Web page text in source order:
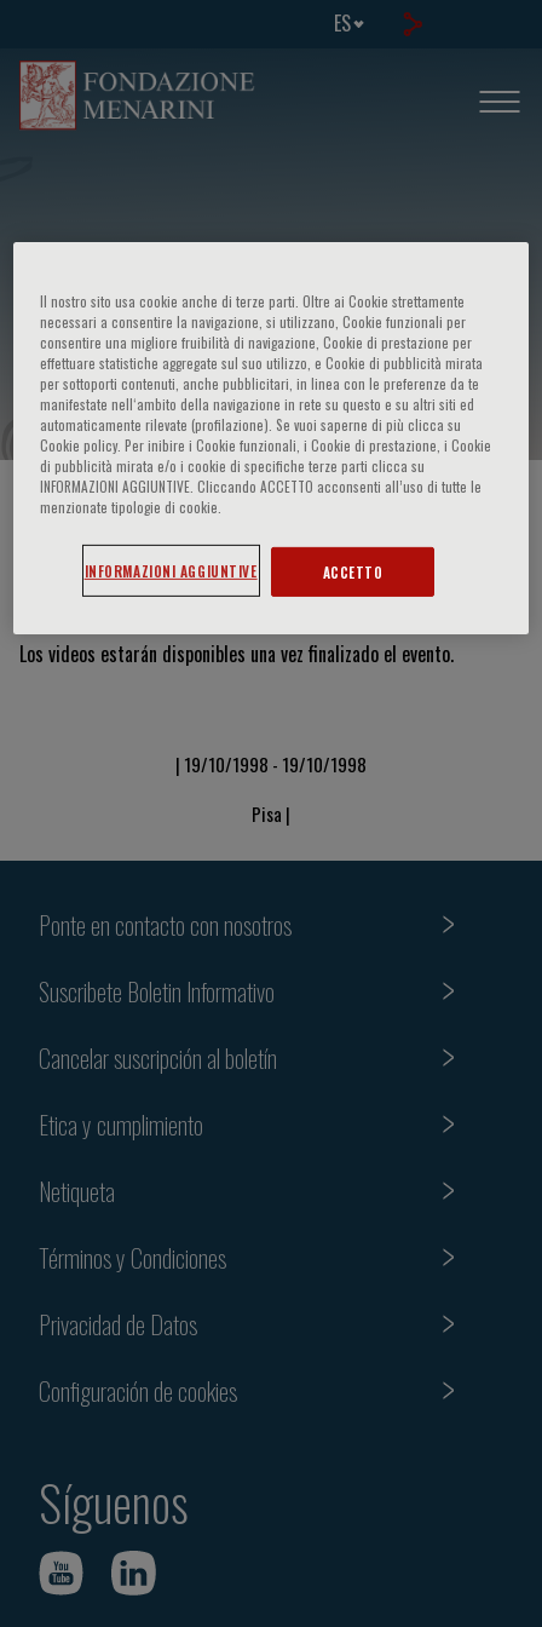
ES
Second international congress - The
vascular endothelium: basic and
clinical aspects
HOME PAGE / CURSOS Y EVENTOS
Vídeos y diapositivas
Los videos estarán disponibles una vez finalizado el evento.
| 19/10/1998 - 19/10/1998
Pisa |
Ponte en contacto con nosotros
Suscribete Boletin Informativo
Cancelar suscripción al boletín
Etica y cumplimiento
Netiqueta
Términos y Condiciones
Privacidad de Datos
Configuración de cookies
Síguenos
Il nostro sito usa cookie anche di terze parti. Oltre ai Cookie strettamente
necessari a consentire la navigazione, si utilizzano, Cookie funzionali per
consentire una migliore fruibilità di navigazione, Cookie di prestazione per
effettuare statistiche aggregate sul suo utilizzo, e Cookie di pubblicità mirata
per sottoporti contenuti, anche pubblicitari, in linea con le preferenze da te
manifestate nell‘ambito della navigazione in rete su questo e su altri siti ed
automaticamente rilevate (profilazione). Se vuoi saperne di più clicca su
Cookie policy. Per inibire i Cookie funzionali, i Cookie di prestazione, i Cookie
di pubblicità mirata e/o i cookie di specifiche terze parti clicca su
INFORMAZIONI AGGIUNTIVE. Cliccando ACCETTO acconsenti all’uso di tutte le
menzionate tipologie di cookie.
INFORMAZIONI AGGIUNTIVE ACCETTO